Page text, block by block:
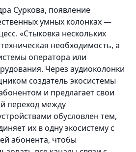
Суркова, появление
умных колонках —
«Стыковка нескольких
необходимость, а
оператора или
Через аудиоколонки
создатель экосистемы
и предлагает свои
переход между
обусловлен тем,
их в одну экосистему с
абонента, чтобы